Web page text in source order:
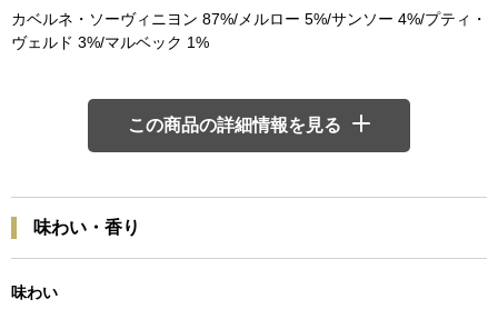
カベルネ・ソーヴィニヨン 87%/メルロー 5%/サンソー 4%/プティ・
ヴェルド 3%/マルベック 1%
この商品の詳細情報を見る
味わい・香り
味わい